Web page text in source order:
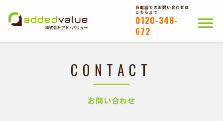
お電話でのお問い合わせは
こちらまで
0120-348-
672
ポスティングについて
CONTACT
お問い合わせ